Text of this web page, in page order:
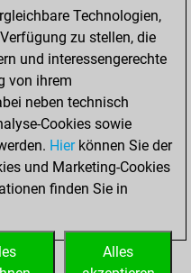
+90
6
Play
+1
games
Technologien,
zu stellen, die
und interessengerechte
von ihrem
neben technisch
Cookies sowie
Hierkönnen Sie der
und Marketing-Cookies
finden Sie in
Alles